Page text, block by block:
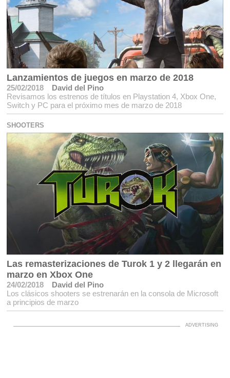
Lanzamientos de juegos en marzo de 2018
25/02/2018
David del Pino
Revisamos los estrenos de títulos en Playstation 4, Xbox One,
Switch y PC para el próximo mes de marzo de 2018
SHOOTERS
Las remasterizaciones de Turok 1 y 2 llegarán en
marzo en Xbox One
24/02/2018
David del Pino
Los clásicos shooters se estrenarán en la consola de Microsoft
a principios de marzo